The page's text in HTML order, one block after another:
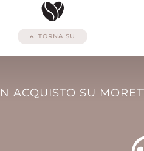
TORNA SU
ACQUISTO SU